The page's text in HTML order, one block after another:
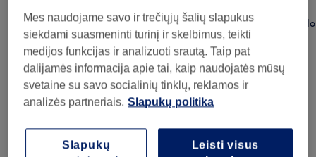
Rūšiuoti pagal Bet kuri kaina Prekiniai ženklai
2 salonai, siūlantys:moterų depiliacija vašku rajonas: Marijampole
Mes naudojame savo ir trečiųjų šalių slapukus
siekdami suasmeninti turinį ir skelbimus, teikti
medijos funkcijas ir analizuoti srautą. Taip pat
dalijamės informacija apie tai, kaip naudojatės mūsų
svetaine su savo socialinių tinklų, reklamos ir
analizės partneriais. Slapukų politika
Leisti visus
Slapukų